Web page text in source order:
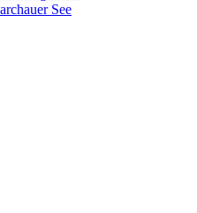
See